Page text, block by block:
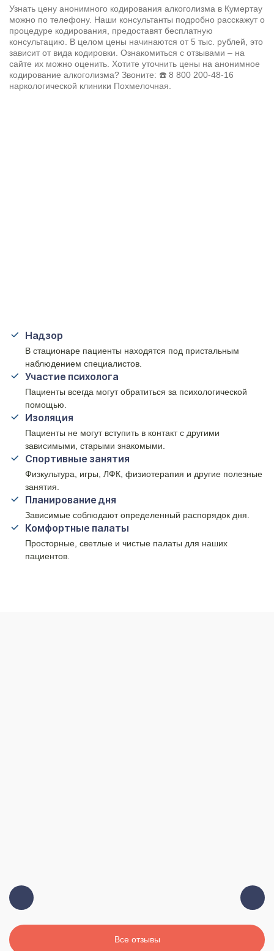
Узнать цену анонимного кодирования алкоголизма в Кумертау
можно по телефону. Наши консультанты подробно расскажут о
процедуре кодирования, предоставят бесплатную
консультацию. В целом цены начинаются от 5 тыс. рублей, это
зависит от вида кодировки. Ознакомиться с отзывами – на
сайте их можно оценить. Хотите уточнить цены на анонимное
кодирование алкоголизма? Звоните: ☎️ 8 800 200-48-16
наркологической клиники Похмелочная.
Надзор
В стационаре пациенты находятся под пристальным
наблюдением специалистов.
Участие психолога
Пациенты всегда могут обратиться за психологической
помощью.
Изоляция
Пациенты не могут вступить в контакт с другими
зависимыми, старыми знакомыми.
Спортивные занятия
Физкультура, игры, ЛФК, физиотерапия и другие полезные
занятия.
Планирование дня
Зависимые соблюдают определенный распорядок дня.
Комфортные палаты
Просторные, светлые и чистые палаты для наших
пациентов.
Все отзывы